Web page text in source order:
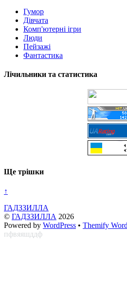
Гумор
Дівчата
Комп'ютерні ігри
Люди
Пейзажі
Фантастика
Лічильники та статистика
Ще трішки
↑
ГАДЗЗИЛЛА
© ГАДЗЗИЛЛА 2026
Powered by WordPress • Themify
пфвяяшддф